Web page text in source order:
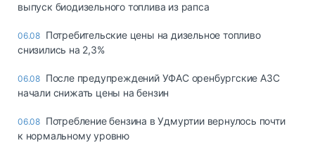
выпуск биодизельного топлива из рапса
06.08 Потребительские цены на дизельное топливо
снизились на 2,3%
06.08 После предупреждений УФАС оренбургские АЗС
начали снижать цены на бензин
06.08 Потребление бензина в Удмуртии вернулось почти
к нормальному уровню